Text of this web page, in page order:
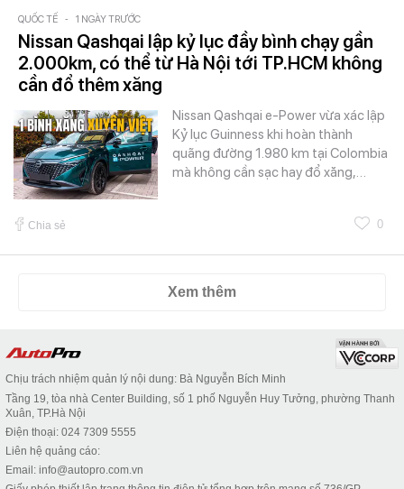
QUỐC TẾ - 1 NGÀY TRƯỚC
Nissan Qashqai lập kỷ lục đầy bình chạy gần
2.000km, có thể từ Hà Nội tới TP.HCM không
cần đổ thêm xăng
Nissan Qashqai e-Power vừa xác lập
Kỷ lục Guinness khi hoàn thành
quãng đường 1.980 km tại Colombia
mà không cần sạc hay đổ xăng,…
Chia sẻ 0
Xem thêm
Chịu trách nhiệm quản lý nội dung: Bà Nguyễn Bích Minh
Tầng 19, tòa nhà Center Building, số 1 phố Nguyễn Huy Tưởng, phường Thanh
Xuân, TP.Hà Nội
Điện thoại: 024 7309 5555
Liên hệ quảng cáo:
Email: info@autopro.com.vn